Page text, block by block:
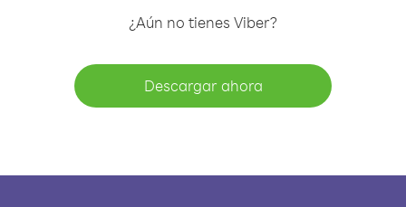
¿Aún no tienes Viber?
Descargar ahora